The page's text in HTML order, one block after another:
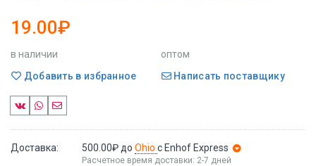
19.00₽
в наличии
оптом
Добавить в избранное
Написать поставщику
Доставка: 500.00₽ до Ohio с Enhof Express
Расчетное время доставки: 2-7 дней